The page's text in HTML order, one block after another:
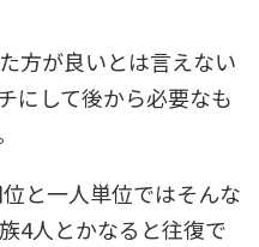
方が良いとは言えない
にして後から必要なも
と一人単位ではそんな
4人とかなると往復で